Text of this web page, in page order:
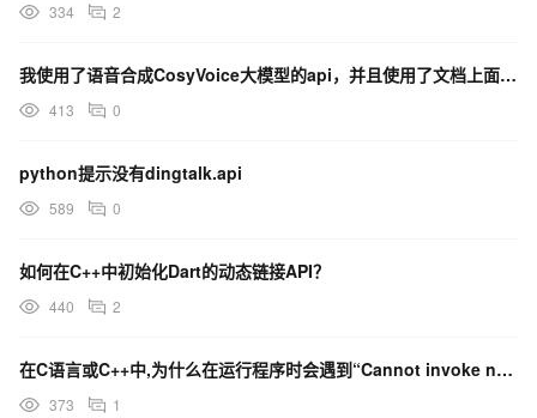
334 2
我使用了语音合成CosyVoice大模型的api，并且使用了文档上面贴图的python sdk,报错
413 0
python提示没有dingtalk.api
589 0
如何在C++中初始化Dart的动态链接API？
440 2
在C语言或C++中,为什么在运行程序时会遇到“Cannot invoke native callba
373 1